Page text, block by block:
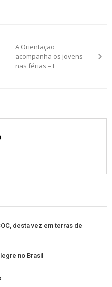
A Orientação
acompanha os jovens
nas férias – I
desta vez em terras de
no Brasil